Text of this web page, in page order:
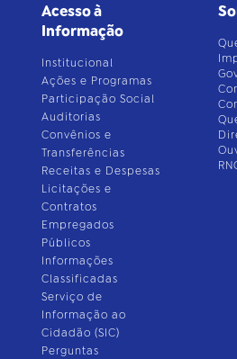
Acesso à
Informação
Institucional
Ações e Programas
Participação Social
Auditorias
Convênios e
Transferências
Receitas e Despesas
Licitações e
Contratos
Empregados
Públicos
Informações
Classificadas
Serviço de
Informação ao
Cidadão (SIC)
Perguntas